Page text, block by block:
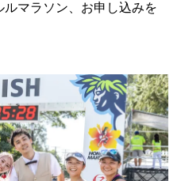
マラソン、お申し込みを